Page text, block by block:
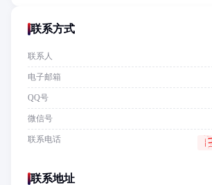
联系方式
联系人
电子邮箱
QQ号
微信号
联系电话
联系地址